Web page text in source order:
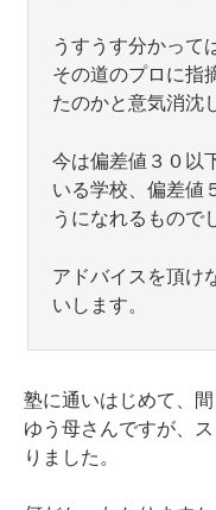
うすうす分かって
その道のプロに指
たのかと意気消沈
今は偏差値３０以
いる学校、偏差値
うになれるもので
アドバイスを頂け
いします。
塾に通いはじめて、
ゆう母さんですが、
りました。